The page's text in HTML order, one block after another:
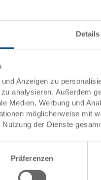
Details
Anzeigen zu
analysieren. Außerdem
Medien, Werbung und
möglicherweise mit
der Dienste
Präferenzen